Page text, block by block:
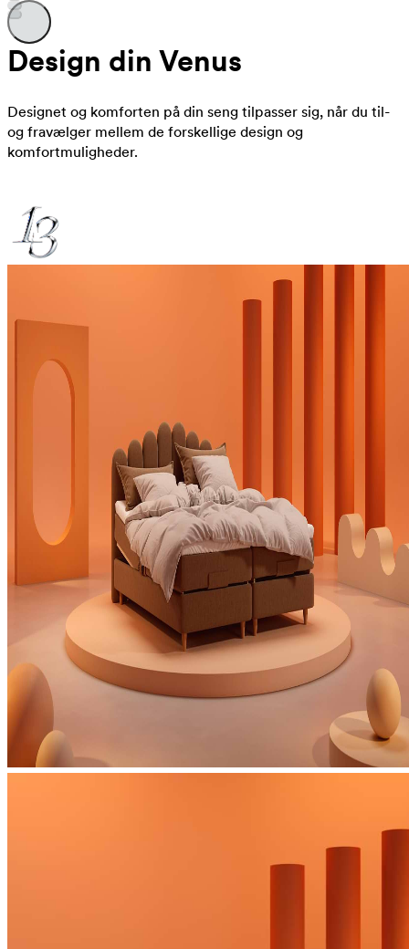
Design din Venus
Designet og komforten på din seng tilpasser sig, når du til-
og fravælger mellem de forskellige design og
komfortmuligheder.